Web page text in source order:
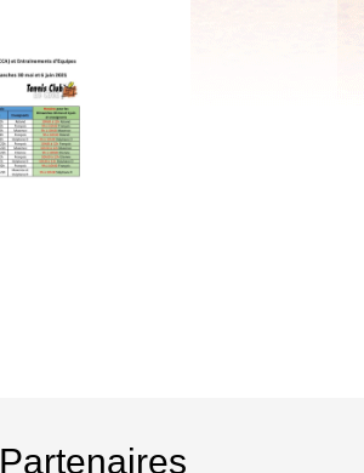
Partenaires